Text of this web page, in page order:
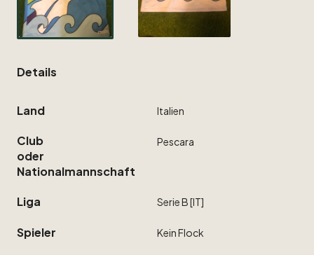
Details
Land Italien
Club
oder
Nationalmannschaft
Pescara
Liga SerieB[IT]
Spieler KeinFlock